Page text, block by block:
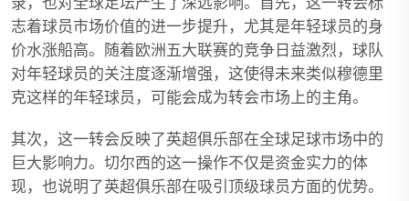
志着球员市场价值的进一步提升，尤其是年轻球员的身
价水涨船高。随着欧洲五大联赛的竞争日益激烈，球队
对年轻球员的关注度逐渐增强，这使得未来类似穆德里
克这样的年轻球员，可能会成为转会市场上的主角。
其次，这一转会反映了英超俱乐部在全球足球市场中的
巨大影响力。切尔西的这一操作不仅是资金实力的体
现，也说明了英超俱乐部在吸引顶级球员方面的优势。